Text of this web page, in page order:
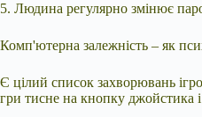
5. Людина регулярно змінює
Комп'ютерна залежність – як
Є цілий список захворювань
гри тисне на кнопку джойстика